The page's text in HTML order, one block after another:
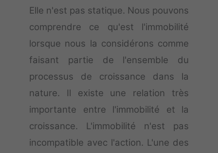
Elle n'est pas statique. Nous pouvons
comprendre ce qu'est l'immobilité
lorsque nous la considérons comme
faisant partie de l'ensemble du
processus de croissance dans la
nature. Il existe une relation très
importante entre l'immobilité et la
croissance. L'immobilité n'est pas
incompatible avec l'action. L'une des